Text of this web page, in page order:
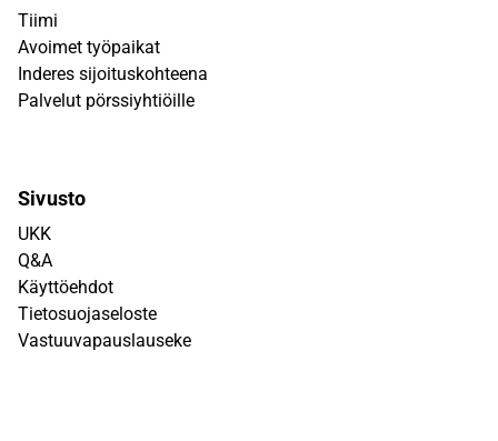
Tiimi
Avoimet työpaikat
Inderes sijoituskohteena
Palvelut pörssiyhtiöille
Sivusto
UKK
Q&A
Käyttöehdot
Tietosuojaseloste
Vastuuvapauslauseke